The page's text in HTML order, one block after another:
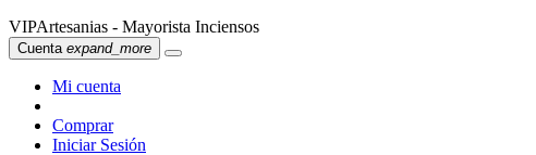
VIPArtesanias - Mayorista Inciensos
Cuenta expand_more
Mi cuenta
Comprar
Iniciar Sesión